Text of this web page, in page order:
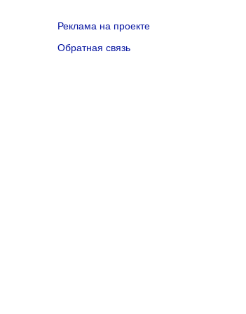
Реклама на проекте
Обратная связь